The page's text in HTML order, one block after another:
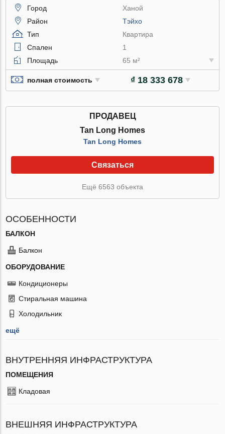
Город
Ханой
Район
Тэйхо
Тип
Квартира
Спален
1
Площадь
65 м²
полная стоимость ₫ 18 333 678
ПРОДАВЕЦ
Tan Long Homes
Tan Long Homes
Связаться
Ещё 6563 объекта
ОСОБЕННОСТИ
БАЛКОН
Балкон
ОБОРУДОВАНИЕ
Кондиционеры
Стиральная машина
Холодильник
ещё
ВНУТРЕННЯЯ ИНФРАСТРУКТУРА
ПОМЕЩЕНИЯ
Кладовая
ВНЕШНЯЯ ИНФРАСТРУКТУРА